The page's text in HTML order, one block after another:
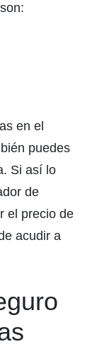
en el
puedes
Si así lo
de
el precio de
acudir a